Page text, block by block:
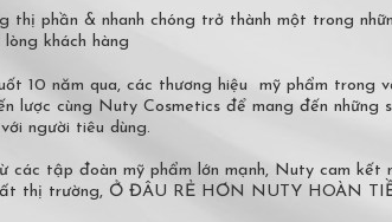
phần & nhanh chóng trở thành một trong
khách hàng
10 năm qua, các thương hiệu mỹ phẩm trong
lược cùng Nuty Cosmetics để mang đến những
người tiêu dùng.
các tập đoàn mỹ phẩm lớn mạnh, Nuty cam kết
thị trường, Ở ĐÂU RẺ HƠN NUTY HOÀN